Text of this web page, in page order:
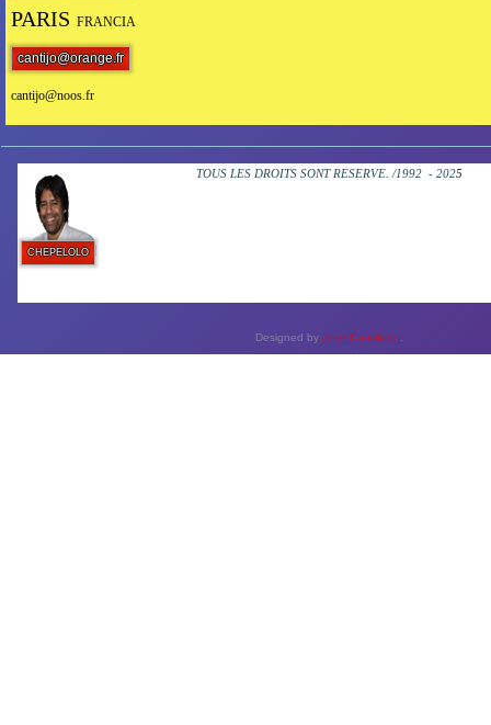
PARIS FRANCIA
cantijo@orange.fr
cantijo@noos.fr
TOUS LES DROITS SONT RESERVE. /1992 - 2025
CHEPELOLO
Designed by Jose Cantillano